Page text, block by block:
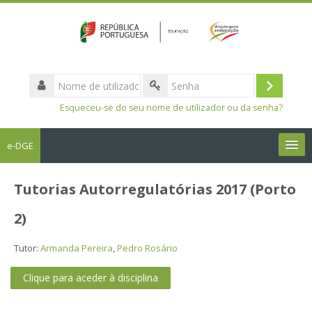
Nome
de
utilizador
Entrar
Esqueceu-se do seu nome de utilizador ou da senha?
e-DGE
Tutorias Autorregulatórias 2017 (Porto
2)
Tutor: Armanda Pereira,Pedro Rosário
Clique para aceder à disciplina